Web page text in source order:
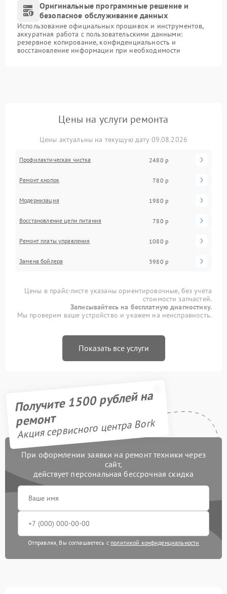
Оригинальные программные решение и
безопасное обслуживание данных
Использование официальных прошивок и инструментов,
аккуратная работа с пользовательскими данными:
резервное копирование, конфиденциальность и
восстановление информации при необходимости
Цены на услуги ремонта
Цены актуальны на текущую дату 09.08.2026
Профилактическая чистка 2480 р
Ремонт кнопок 780 р
Модернизация 1980 р
Восстановление цепи питания 780 р
Ремонт платы управления 1080 р
Замена бойлера 3980 р
Цены в прайс-листе указаны ориентировочные, без учета
стоимости запчастей.
Записывайтесь на бесплатную диагностику.
Мы проверим ваше устройство и укажем на неисправность.
Показать все услуги
Получите 1500 рублей на
ремонт
Акция сервисного центра Bork
При оформлении заявки на ремонт техники через
сайт,
действует персональная бессрочная скидка
Отправляя, Вы соглашаетесь с политикой конфиденциальности